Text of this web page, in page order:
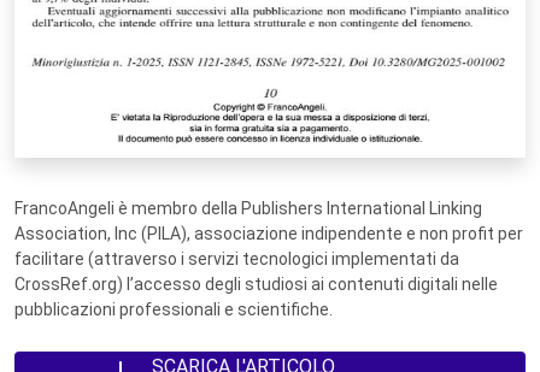
FrancoAngeli è membro della Publishers International Linking
Association, Inc (PILA), associazione indipendente e non profit per
facilitare (attraverso i servizi tecnologici implementati da
CrossRef.org) l’accesso degli studiosi ai contenuti digitali nelle
pubblicazioni professionali e scientifiche.
SCARICA L'ARTICOLO